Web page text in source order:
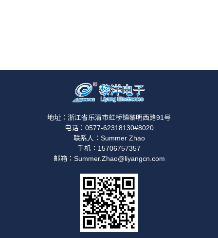
地址：浙江省乐清市虹桥镇黎明西路91号
电话：0577-62318130#8020
联系人：Summer Zhao
手机：15706757357
邮箱：Summer.Zhao@liyangcn.com